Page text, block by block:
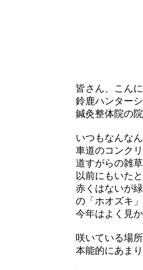
皆さん、こん
鈴鹿ハンター
鍼灸整体院の院
いつもなんな
車道のコンク
道すがらの雑
以前にもいた
赤くはないが緑
の「ホオズキ
今年はよく見
咲いている場
本能的にあま